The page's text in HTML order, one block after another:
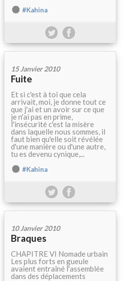
#Kahina
15 Janvier 2010
Fuite
Et si c'est à toi que cela
arrivait, moi, je donne tout ce
que j'ai et un avoir sur ce que
je n'ai pas en prime,
l'insécurité c'est la misère
dans laquelle nous sommes, il
faut bien qu'elle soit révélée
d'une manière ou d'une autre,
tu es devenu cynique,...
#Kahina
10 Janvier 2010
Braques
CHAPITRE VI Nomade urbain
Les plus forts en gueule
avaient entraîné l'assemblée
dans des déplacements